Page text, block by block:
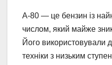
А-80 — це бензин із
числом, який майже
Його використовували
техніки з низьким